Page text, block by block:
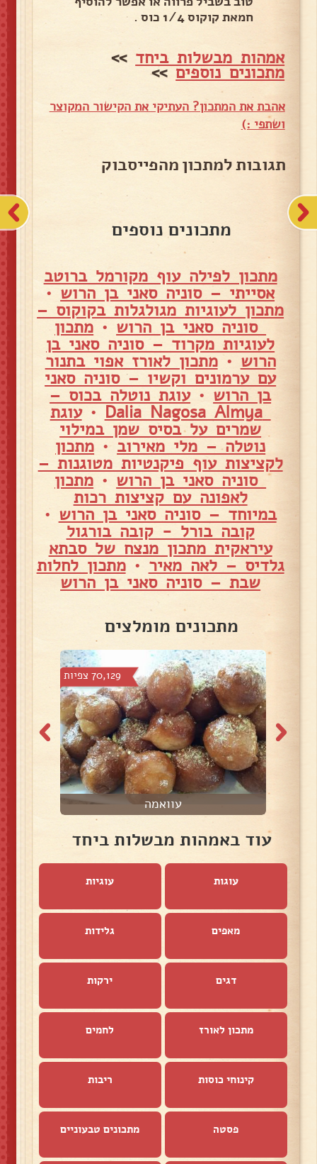
חמאת קוקוס 1/4 כוס .
אמהות מבשלות ביחד >>
מתכונים נוספים>>
אהבת את המתכון? העתיקי את הקישור המקוצר
ושתפי :)
תגובות למתכון מהפייסבוק
מתכונים נוספים
מתכון לפילה עוף מקורמל ברוטב
אסייתי – סוניה סאני בן הרוש •
מתכון לעוגיות מגולגלות בקוקוס –
סוניה סאני בן הרוש • מתכון
לעוגיות מקרוד – סוניה סאני בן
הרוש •מתכון לאורז אפוי בתנור
עם ערמונים וקשיו – סוניה סאני
בן הרוש •עוגת נוטלה בכוס –
Dalia Nagosa Almya
•עוגת
שמרים על בסיס שמן במילוי
נוטלה – מלי מאירוב • מתכון
לקציצות עוף פיקנטיות מטוגנות –
סוניה סאני בן הרוש • מתכון
לאפונה עם קציצות רכות
במיוחד – סוניה סאני בן הרוש •
קובה בורל - קובה בורגול
עיראקית מתכון מנצח של סבתא
גלדיס – לאה מאיר •מתכון לחלות
שבת – סוניה סאני בן הרוש
מתכונים מומלצים
70,129 צפיות
עוואמה
עוד באמהות מבשלות ביחד
עוגות עוגיות
מאפים גלידות
דגים ירקות
מתכון לאורז לחמים
קינוחי כוסות ריבות
פסטה מתכונים טבעוניים